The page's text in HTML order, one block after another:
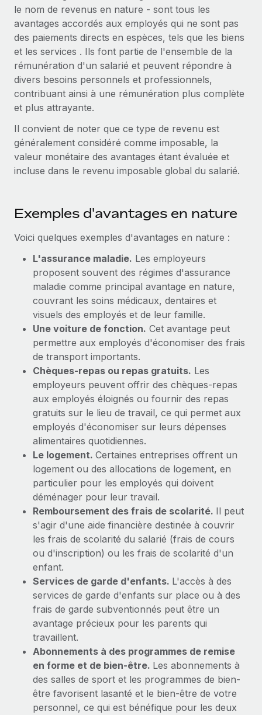
Gestion des freelances
Intégrez et gérez vos freelances partout dans le monde
PEO
Sous-traitez les opérations complexes liées à l’emploi
INFRASTRUCTURE
Intégration Remote
Intégrez vos RH aux flux de travail en toute simplicité
Plateforme
Connectez n'importe quel outil d’IA à Remote grâce à
notre MCP
Intégrations
Rationalisez vos processus avec des outils essentiels
SERVICES
Demandez aux experts
Recevez des conseils d’experts sur les RH à
l’international et la conformité
Contrôles d’antécédents
Simplifiez vos processus de présélection des
candidats
Remote Watchtower
Gardez un temps d’avance sur les risques en
matière de conformité
Gestion des appareils
Achetez et suivez vos équipements informatiques
dans le monde entier
Création d’entité
Établissez des entités rapidement et en toute
conformité
Mobilité et déménagement international
Organisez facilement le déménagement de vos
employés
Avantages sociaux
Gérez facilement les avantages sociaux
Comparer Remote
Examinez notre service par rapport aux autres
CROISSANCE
Start-ups
Des solutions agiles et internationales pour les RH et la
paie des entreprises en pleine croissance
Entreprises intermédiaires
Développez vos équipes avec des solutions RH sur
mesure
TRAVAILLONS ENSEMBLE
Partenaires stratégiques de la tech
Intégrez les RH à l’international de manière flexible
Devenir partenaire
Explorez avec nous vos opportunités de partenariat
Remote Build
Bientôt disponible
Conseil en intégrations et automatisations assistées par
l’IA
ÉTUDES DE CAS
pays
Calculateur de paiement des freelances
Découvrez les devises disponibles et les vitesses de
paiement pour vos freelances internationaux
APPRENDRE AVEC REMOTE
Études de cas
Glossaire RH
Descriptions de postes
Webinaires
Salle de presse
Données sur les salaires et les talents
Centre de ressources
Obtenir de l’aide
Voir toutes les ressources
BLOG
Paie multipays
EOR et PEO
Gestion des freelances
Taxes
Explorer le blog
BLOG
Mises à jour des produits de Remote :
Intégrations Gusto et Xero et Gestion des
freelances Plus
Remote a toujours pour mission d'aider les entreprises de
toute taille à embaucher, gérer et payer...
En savoir plus
Nederlands
Français
Deutsch
Español
Italiano
Português (Portugal)
한국어
Connexion
le nom de revenus en nature - sont tous les
avantages accordés aux employés qui ne sont pas
des paiements directs en espèces, tels que les biens
et les services . Ils font partie de l'ensemble de la
rémunération d'un salarié et peuvent répondre à
divers besoins personnels et professionnels,
contribuant ainsi à une rémunération plus complète
et plus attrayante.
Il convient de noter que ce type de revenu est
généralement considéré comme imposable, la
valeur monétaire des avantages étant évaluée et
incluse dans le revenu imposable global du salarié.
Exemples d'avantages en nature
Voici quelques exemples d'avantages en nature :
L'assurance maladie. Les employeurs
proposent souvent des régimes d'assurance
maladie comme principal avantage en nature,
couvrant les soins médicaux, dentaires et
visuels des employés et de leur famille.
Une voiture de fonction. Cet avantage peut
permettre aux employés d'économiser des frais
de transport importants.
Chèques-repas ou repas gratuits. Les
employeurs peuvent offrir des chèques-repas
aux employés éloignés ou fournir des repas
gratuits sur le lieu de travail, ce qui permet aux
employés d'économiser sur leurs dépenses
alimentaires quotidiennes.
Le logement. Certaines entreprises offrent un
logement ou des allocations de logement, en
particulier pour les employés qui doivent
déménager pour leur travail.
Remboursement des frais de scolarité. Il peut
s'agir d'une aide financière destinée à couvrir
les frais de scolarité du salarié (frais de cours
ou d'inscription) ou les frais de scolarité d'un
enfant.
Services de garde d'enfants. L'accès à des
services de garde d'enfants sur place ou à des
frais de garde subventionnés peut être un
avantage précieux pour les parents qui
travaillent.
Abonnements à des programmes de remise
en forme et de bien-être. Les abonnements à
des salles de sport et les programmes de bien-
être favorisent lasanté et le bien-être de votre
personnel, ce qui est bénéfique pour les deux